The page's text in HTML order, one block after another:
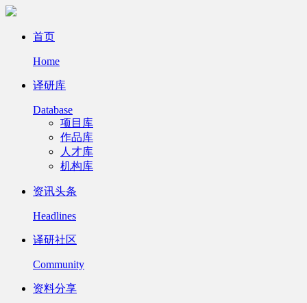
首页
Home
译研库
Database
项目库
作品库
人才库
机构库
资讯头条
Headlines
译研社区
Community
资料分享